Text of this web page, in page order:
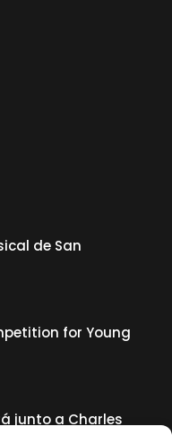
de San
for Young
junto a Charles